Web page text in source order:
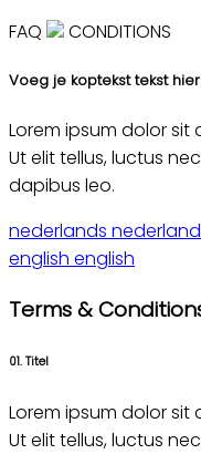
FAQ CONDITIONS
Voeg je koptekst tekst
Lorem ipsum dolor
Ut elit tellus, luctus
dapibus leo.
nederlands
english english
Terms &
01. Titel
Lorem ipsum dolor
Ut elit tellus, luctus